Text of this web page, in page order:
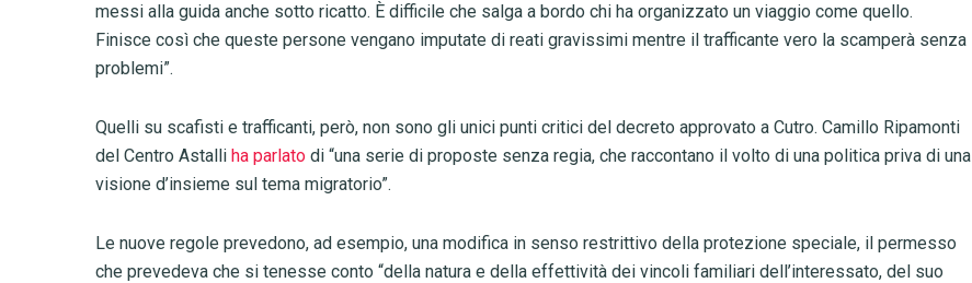
messi alla guida anche sotto ricatto. È difficile che salga a bordo chi ha organizzato un viaggio come quello.
Finisce così che queste persone vengano imputate di reati gravissimi mentre il trafficante vero la scamperà senza
problemi”.
Quelli su scafisti e trafficanti, però, non sono gli unici punti critici del decreto approvato a Cutro. Camillo Ripamonti
del Centro Astalli ha parlato di “una serie di proposte senza regia, che raccontano il volto di una politica priva di una
visione d’insieme sul tema migratorio”.
Le nuove regole prevedono, ad esempio, una modifica in senso restrittivo della protezione speciale, il permesso
che prevedeva che si tenesse conto “della natura e della effettività dei vincoli familiari dell’interessato, del suo